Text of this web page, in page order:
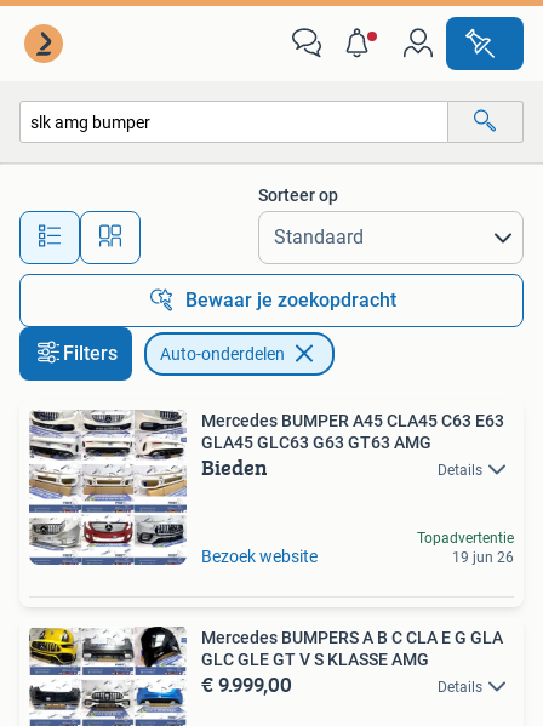
Alle afstanden…
Sorteer op
Bewaar je zoekopdracht
Filters Auto-onderdelen
Mercedes BUMPER A45 CLA45 C63 E63
GLA45 GLC63 G63 GT63 AMG
Bieden Details
Bezoek website
Topadvertentie
19 jun 26
Mercedes BUMPERS A B C CLA E G GLA
GLC GLE GT V S KLASSE AMG
€ 9.999,00 Details